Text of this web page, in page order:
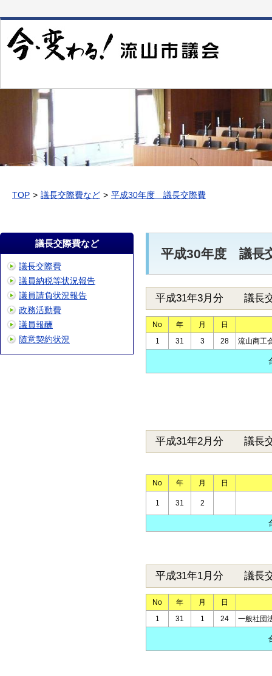
文
移
動
TOP 議長交際費など 平成30年度 議長交際費
平成30年度 議長
平成31年3月分 議長
No 年 月
日
1
31 3 28 流山商工
平成31年2月分 議長
No 年 月 日
1 31 2
平成31年1月分 議長
No 年 月
日
1
31 1 24 一般社団
議長交際費など
議長交際費
議員納税等状況報告
議員請負状況報告
政務活動費
議員報酬
随意契約状況